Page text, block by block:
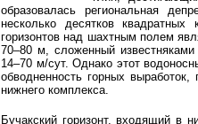
образовалась региональная
несколько десятков
горизонтов над шахтным полем
70–80 м, сложенный
14–70 м/сут. Однако этот
обводненность горных
нижнего комплекса.
Бучакский горизонт, входящий в